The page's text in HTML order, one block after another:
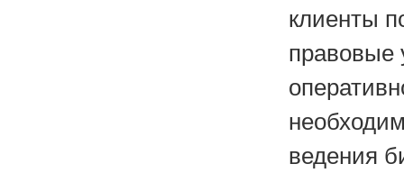
клиенты
правовые
ведения